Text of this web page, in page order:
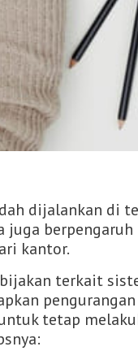
dijalankan di
kantor.
terkait
tetap